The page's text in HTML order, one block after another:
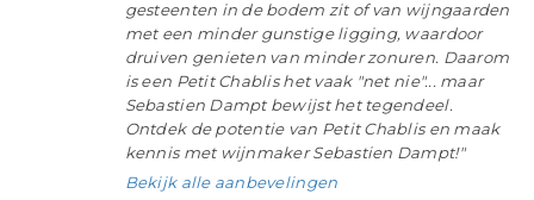
gesteenten in de bodem zit of van wijngaarden
met een minder gunstige ligging, waardoor
druiven genieten van minder zonuren. Daarom
is een Petit Chablis het vaak "net nie"... maar
Sebastien Dampt bewijst het tegendeel.
Ontdek de potentie van Petit Chablis en maak
kennis met wijnmaker Sebastien Dampt!"
Bekijk alle aanbevelingen